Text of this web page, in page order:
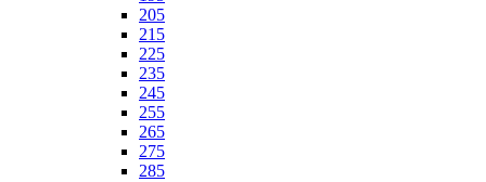
205
215
225
235
245
255
265
275
285